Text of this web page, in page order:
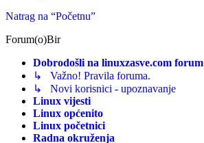
Natrag na “Početnu”
Forum(o)Bir
Dobrodošli na linuxzasve.com forum
↳ Važno! Pravila foruma.
↳ Novi korisnici - upoznavanje
Linux vijesti
Linux općenito
Linux početnici
Radna okruženja